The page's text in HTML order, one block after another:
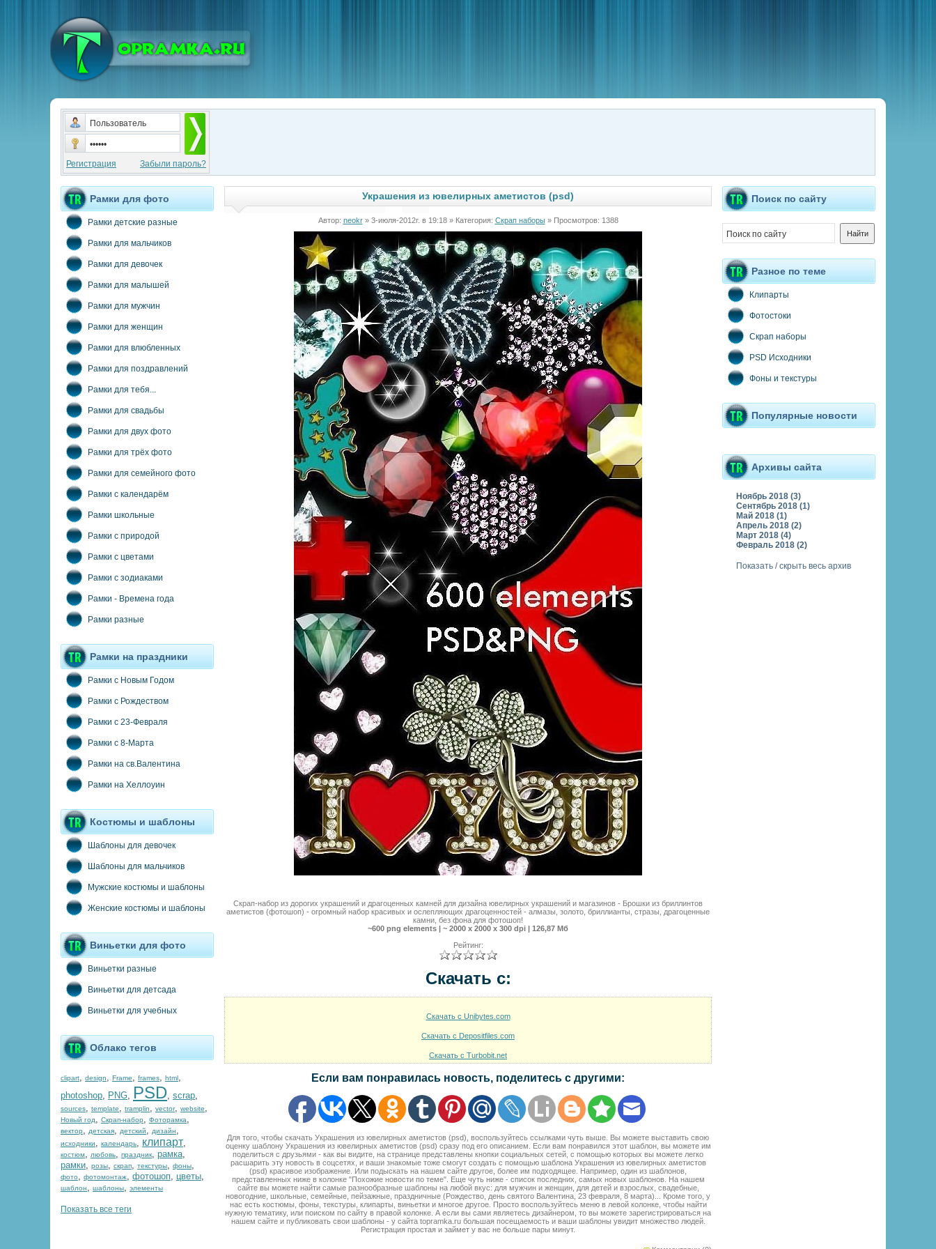
Регистрация Забыли пароль?
Рамки для фото
Рамки детские разные
Рамки для мальчиков
Рамки для девочек
Рамки для малышей
Рамки для мужчин
Рамки для женщин
Рамки для влюбленных
Рамки для поздравлений
Рамки для тебя...
Рамки для свадьбы
Рамки для двух фото
Рамки для трёх фото
Рамки для семейного фото
Рамки с календарём
Рамки школьные
Рамки с природой
Рамки с цветами
Рамки с зодиаками
Рамки - Времена года
Рамки разные
Рамки на праздники
Рамки с Новым Годом
Рамки с Рождеством
Рамки с 23-Февраля
Рамки с 8-Марта
Рамки на св.Валентина
Рамки на Хеллоуин
Костюмы и шаблоны
Шаблоны для девочек
Шаблоны для мальчиков
Мужские костюмы и шаблоны
Женские костюмы и шаблоны
Виньетки для фото
Виньетки разные
Виньетки для детсада
Виньетки для учебных
Облако тегов
clipart, design, Frame, frames, html,
photoshop, PNG, PSD, scrap,
sources, template, tramplin, vector, website,
Новый год, Скрап-набор, Фоторамка,
вектор, детская, детский, дизайн,
исходники, календарь, клипарт,
костюм, любовь, праздник, рамка,
рамки, розы, скрап, текстуры, фоны,
фото, фотомонтаж, фотошоп, цветы,
шаблон, шаблоны, элементы
Показать все теги
Украшения из ювелирных аметистов (psd)
Автор: neokr» 3-июля-2012г. в 19:18 » Категория: Скрап наборы» Просмотров: 1388
Скрап-набор из дорогих украшений и драгоценных камней для дизайна ювелирных украшений и магазинов - Брошки из бриллинтов
аметистов (фотошоп) - огромный набор красивых и ослепляющих драгоценностей - алмазы, золото, бриллианты, стразы, драгоценные
камни, без фона для фотошоп!
~600 png elements | ~ 2000 x 2000 x 300 dpi | 126,87 Мб
Рейтинг:
Скачать с:
Скачать с Unibytes.com
Скачать с Depositfiles.com
Скачать с Turbobit.net
Если вам понравилась новость, поделитесь с другими:
Для того, чтобы скачать Украшения из ювелирных аметистов (psd), воспользуйтесь ссылками чуть выше. Вы можете выставить свою
оценку шаблону Украшения из ювелирных аметистов (psd) сразу под его описанием. Если вам понравился этот шаблон, вы можете им
поделиться с друзьями - как вы видите, на странице представлены кнопки социальных сетей, с помощью которых вы можете легко
расшарить эту новость в соцсетях, и ваши знакомые тоже смогут создать с помощью шаблона Украшения из ювелирных аметистов
(psd) красивое изображение. Или подыскать на нашем сайте другое, более им подходящее. Например, один из шаблонов,
представленных ниже в колонке "Похожие новости по теме". Еще чуть ниже - список последних, самых новых шаблонов. На нашем
сайте вы можете найти самые разнообразные шаблоны на любой вкус: для мужчин и женщин, для детей и взрослых, свадебные,
новогодние, школьные, семейные, пейзажные, праздничные (Рождество, день святого Валентина, 23 февраля, 8 марта)... Кроме того, у
нас есть костюмы, фоны, текстуры, клипарты, виньетки и многое другое. Просто воспользуйтесь меню в левой колонке, чтобы найти
нужную тематику, или поиском по сайту в правой колонке. А если вы сами являетесь дизайнером, то вы можете зарегистрироваться на
нашем сайте и публиковать свои шаблоны - у сайта topramka.ru большая посещаемость и ваши шаблоны увидит множество людей.
Регистрация простая и займет у вас не больше пары минут.
Поиск по сайту
Разное по теме
Клипарты
Фотостоки
Скрап наборы
PSD Исходники
Фоны и текстуры
Популярные новости
Архивы сайта
Ноябрь 2018 (3)
Сентябрь 2018 (1)
Май 2018 (1)
Апрель 2018 (2)
Март 2018 (4)
Февраль 2018 (2)
Показать / скрыть весь архив